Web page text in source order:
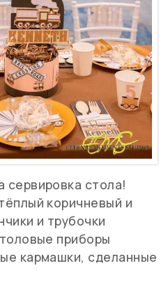
стола!
коричневый и
и трубочки
приборы
кармашки, сделанные